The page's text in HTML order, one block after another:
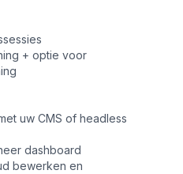
+ optie voor
uw CMS of headless
dashboard
bewerken en